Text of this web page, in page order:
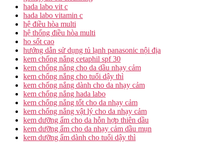
hada labo vit c
hada labo vitamin c
hệ điều hòa multi
hệ thống điều hòa multi
ho sốt cao
hướng dẫn sử dụng tủ lạnh panasonic nội địa
kem chống nắng cetaphil spf 30
kem chống nắng cho da dầu nhạy cảm
kem chống nắng cho tuổi dậy thì
kem chống nắng dành cho da nhạy cảm
kem chống nắng hada labo
kem chống nắng tốt cho da nhạy cảm
kem chống nắng vật lý cho da nhạy cảm
kem dưỡng ẩm cho da hỗn hợp thiên dầu
kem dưỡng ẩm cho da nhạy cảm dầu mụn
kem dưỡng ẩm dành cho tuổi dậy thì